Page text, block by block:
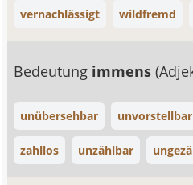
vernachlässigt wildfremd
Bedeutung immens
unübersehbar unvorstellbar
zahllos unzählbar